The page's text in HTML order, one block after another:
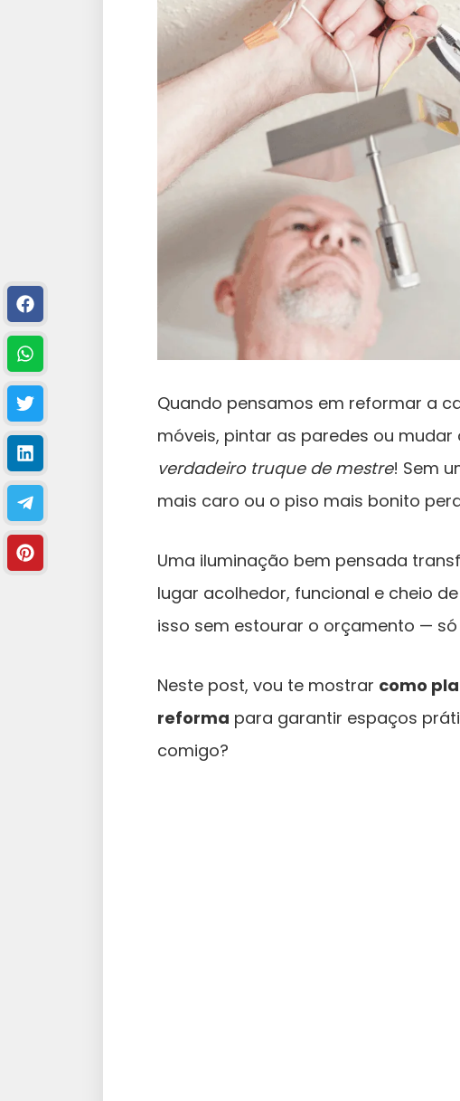
Quando pensamos em reformar a
móveis, pintar as paredes ou mudar
verdadeiro truque de mestre! Sem
mais caro ou o piso mais bonito
Uma iluminação bem pensada
lugar acolhedor, funcional e cheio
isso sem estourar o orçamento —
Neste post, vou te mostrar como
reforma para garantir espaços
comigo?